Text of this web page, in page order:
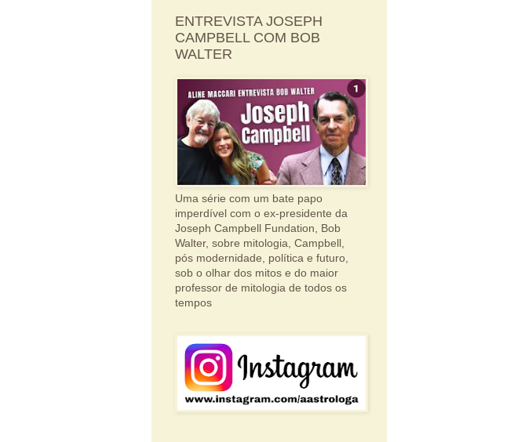
ENTREVISTA JOSEPH
CAMPBELL COM BOB
WALTER
Uma série com um bate papo
imperdível com o ex-presidente da
Joseph Campbell Fundation, Bob
Walter, sobre mitologia, Campbell,
pós modernidade, política e futuro,
sob o olhar dos mitos e do maior
professor de mitologia de todos os
tempos